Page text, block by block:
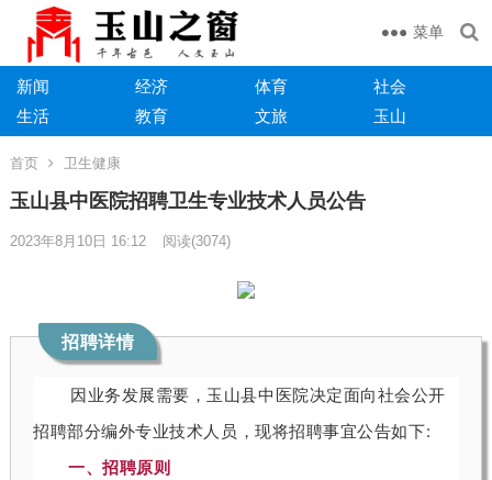
菜单
新闻 经济 体育
社会
生活
教育 文旅 玉山
首页 卫生健康
玉山县中医院招聘卫生专业技术人员公告
2023年8月10日 16:12 阅读(3074)
招聘详情
因业务发展需要 ， 玉 山县中 医院决定面向社会公开
招聘部分编外专业技术人 员 ，现将招聘事宜公告如下:
一、招聘原则